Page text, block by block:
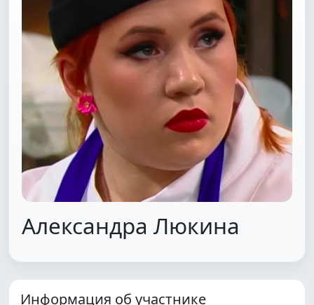
Александра Люкина
Информация об участнике